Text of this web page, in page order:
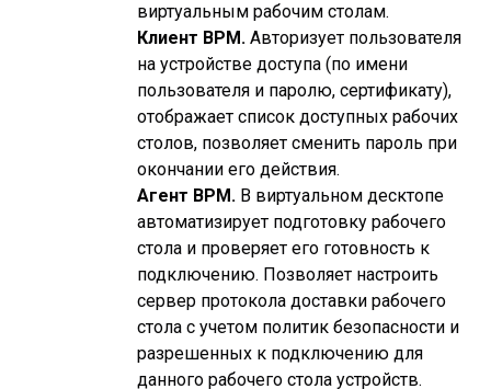
виртуальным рабочим столам.
Клиент ВРМ. Авторизует пользователя
на устройстве доступа (по имени
пользователя и паролю, сертификату),
отображает список доступных рабочих
столов, позволяет сменить пароль при
окончании его действия.
Агент ВРМ. В виртуальном десктопе
автоматизирует подготовку рабочего
стола и проверяет его готовность к
подключению. Позволяет настроить
сервер протокола доставки рабочего
стола с учетом политик безопасности и
разрешенных к подключению для
данного рабочего стола устройств.